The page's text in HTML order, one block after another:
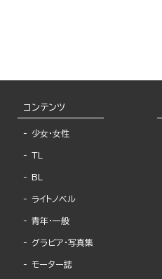
コンテンツ
少女・女性
TL
BL
ライトノベル
青年・一般
グラビア・写真集
モーター誌